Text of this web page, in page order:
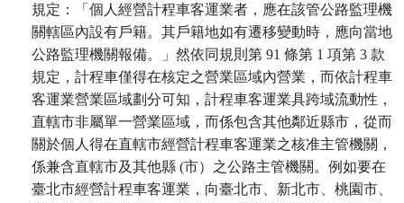
規定：「個人經營計程車客運業者，應在該管公路監理機
關轄區內設有戶籍。其戶籍地如有遷移變動時，應向當地
公路監理機關報備。」然依同規則第 91 條第 1 項第 3 款
規定，計程車僅得在核定之營業區域內營業，而依計程車
客運業營業區域劃分可知，計程車客運業具跨域流動性，
直轄市非屬單一營業區域，而係包含其他鄰近縣市，從而
關於個人得在直轄市經營計程車客運業之核准主管機關，
係兼含直轄市及其他縣 (市）之公路主管機關。例如要在
臺北市經營計程車客運業，向臺北市、新北市、桃園市、